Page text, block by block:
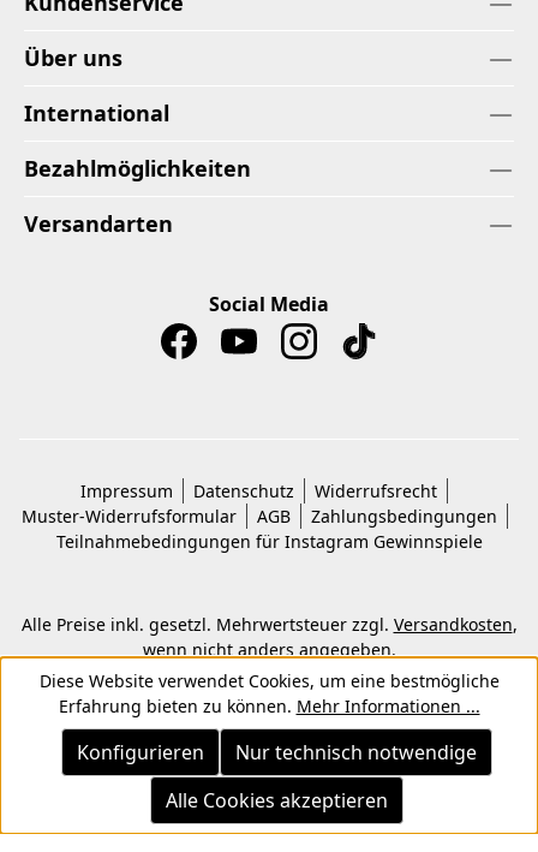
Über uns
International
Bezahlmöglichkeiten
Versandarten
Social Media
Impressum Datenschutz
Widerrufsrecht
Muster-Widerrufsformular
AGB
Zahlungsbedingungen
Teilnahmebedingungen für Instagram Gewinnspiele
Alle Preise inkl. gesetzl. Mehrwertsteuer zzgl. Versandkosten,
wenn nicht anders angegeben.
© 2026 Copyright © Kwon KG. Alle Rechte vorbehalten.
Diese Website verwendet Cookies, um eine bestmögliche
Erfahrung bieten zu können. Mehr Informationen ...
Nur technisch notwendige
Konfigurieren
Alle Cookies akzeptieren